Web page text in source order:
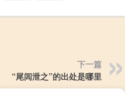
下一篇
“尾闾泄之”的出处是哪里